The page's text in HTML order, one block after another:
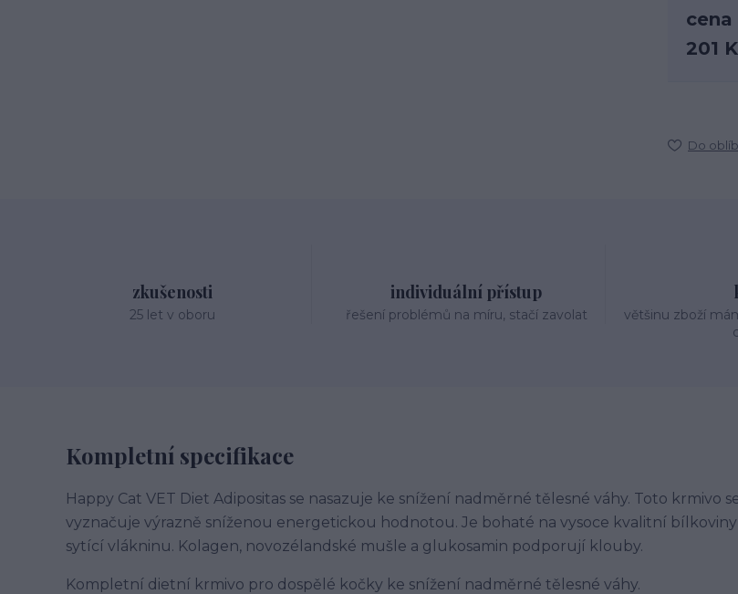
cena
201
Do
zkušenosti
25 let v oboru
individuální přístup
řešení problémů na míru, stačí zavolat
většinu zboží
Kompletní specifikace
Happy Cat VET Diet Adipositas se nasazuje ke snížení nadměrné tělesné váhy. Toto krmivo
vyznačuje výrazně sníženou energetickou hodnotou. Je bohaté na vysoce kvalitní bílkoviny
sytící vlákninu. Kolagen, novozélandské mušle a glukosamin podporují klouby.
Kompletní dietní krmivo pro dospělé kočky ke snížení nadměrné tělesné váhy.